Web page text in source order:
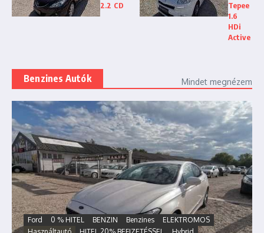
2.2 CD
Tepee
1.6
HDi
Active
Benzines Autók Mindet megnézem
Ford 0 % HITEL BENZIN Benzines
ELEKTROMOS